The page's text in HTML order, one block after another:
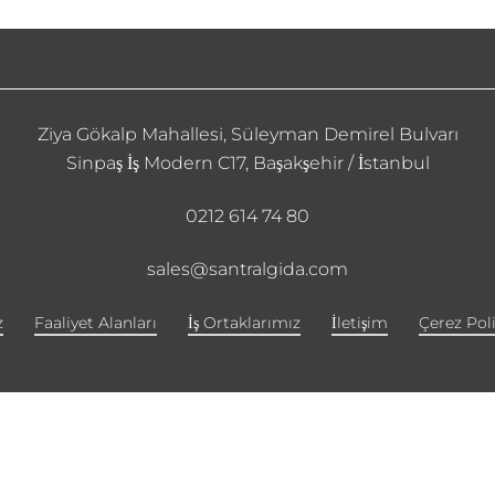
Ziya Gökalp Mahallesi, Süleyman Demirel Bulvarı
Sinpaş İş Modern C17, Başakşehir / İstanbul
0212 614 74 80
sales@santralgida.com
Faaliyet Alanları İş Ortaklarımız İletişim Çerez